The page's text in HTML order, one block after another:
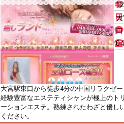
口
大宮駅東口から徒歩4分の中国リラクゼ
経験豊富なエステティシャンが極上のト
ーションエステ。熟練されたわざと優し
ください。